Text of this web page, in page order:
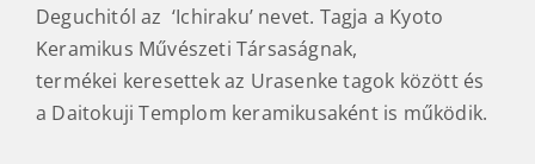
Deguchitól az ‘Ichiraku’ nevet. Tagja a Kyoto
Keramikus Művészeti Társaságnak,
termékei keresettek az Urasenke tagok között és
a Daitokuji Templom keramikusaként is működik.